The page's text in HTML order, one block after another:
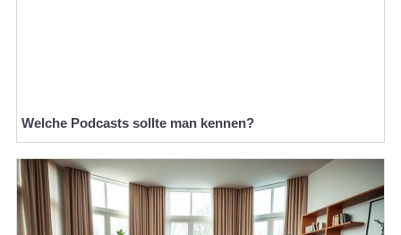
Welche Podcasts sollte man kennen?